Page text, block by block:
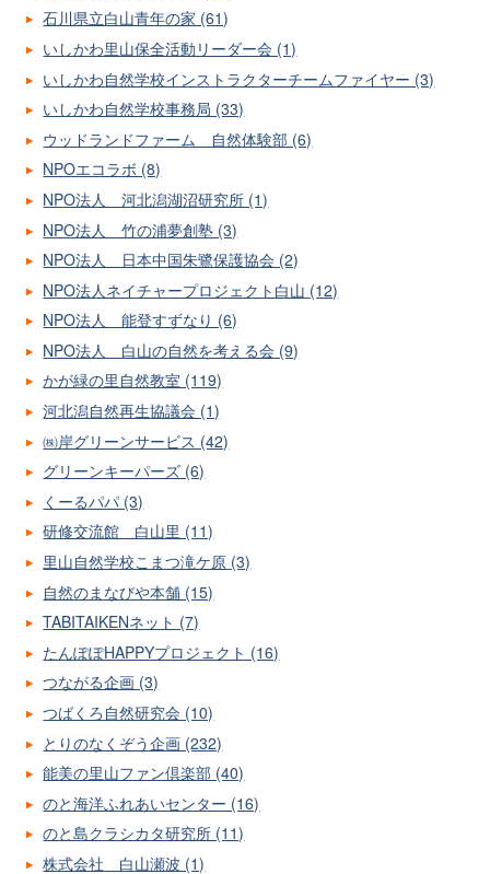
石川県立白山青年の家 (61)
いしかわ里山保全活動リーダー会 (1)
いしかわ自然学校インストラクターチームファイヤー (3)
いしかわ自然学校事務局 (33)
ウッドランドファーム 自然体験部 (6)
NPOエコラボ (8)
NPO法人 河北潟湖沼研究所 (1)
NPO法人 竹の浦夢創塾 (3)
NPO法人 日本中国朱鷺保護協会 (2)
NPO法人ネイチャープロジェクト白山 (12)
NPO法人 能登すずなり (6)
NPO法人 白山の自然を考える会 (9)
かが緑の里自然教室 (119)
河北潟自然再生協議会 (1)
㈱岸グリーンサービス (42)
グリーンキーパーズ (6)
くーるパパ (3)
研修交流館 白山里 (11)
里山自然学校こまつ滝ケ原 (3)
自然のまなびや本舗 (15)
TABITAIKENネット (7)
たんぽぽHAPPYプロジェクト (16)
つながる企画 (3)
つばくろ自然研究会 (10)
とりのなくぞう企画 (232)
能美の里山ファン倶楽部 (40)
のと海洋ふれあいセンター (16)
のと島クラシカタ研究所 (11)
株式会社 白山瀬波 (1)